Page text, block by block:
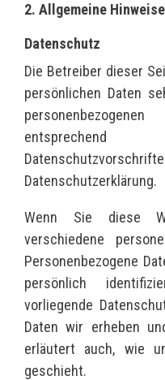
2. Allgemeine
Datenschutz
Die Betreiber dieser
persönlichen Daten
Datenschutzerklärung.
Wenn Sie diese
verschiedene
Personenbezogene
persönlich
vorliegende
Daten wir erheben
erläutert auch, wie
geschieht.